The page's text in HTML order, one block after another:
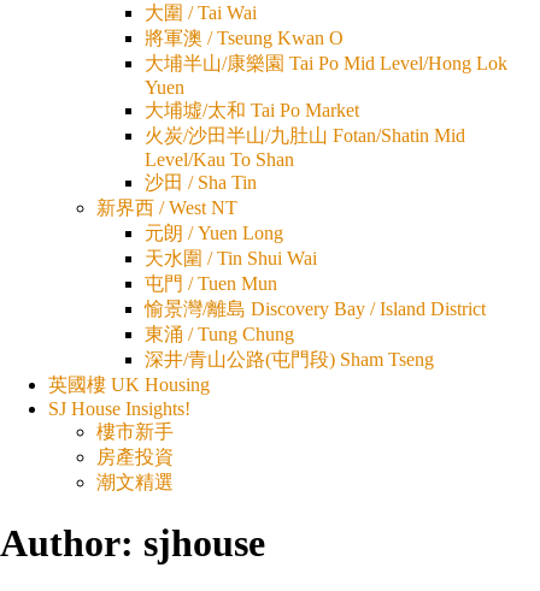
大圍 / Tai Wai
將軍澳 / Tseung Kwan O
大埔半山/康樂園 Tai Po Mid Level/Hong Lok
Yuen
大埔墟/太和 Tai Po Market
火炭/沙田半山/九肚山 Fotan/Shatin Mid
Level/Kau To Shan
沙田 / Sha Tin
新界西 / West NT
元朗 / Yuen Long
天水圍 / Tin Shui Wai
屯門 / Tuen Mun
愉景灣/離島 Discovery Bay / Island District
東涌 / Tung Chung
深井/青山公路(屯門段) Sham Tseng
英國樓 UK Housing
SJ House Insights!
樓市新手
房產投資
潮文精選
Author: sjhouse